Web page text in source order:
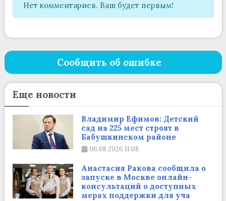
Нет комментариев. Ваш будет первым!
Сообщить об ошибке
Еще новости
Владимир Ефимов: Детский
сад на 225 мест строят в
Бабушкинском районе
06.08.2026 11:08
Анастасия Ракова сообщила о
запуске в Москве онлайн-
консультаций о доступных
мерах поддержки для уча